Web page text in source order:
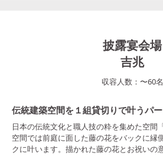
披露宴会場
吉兆
収容人数： 〜60名
伝統建築空間を１組貸切りで叶うパ
日本の伝統文化と職人技の粋を集めた空間
空間では前庭に面した藤の花をバックに縁
クに叶います。描かれた藤の花とお祝いの